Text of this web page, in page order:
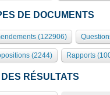
DE DOCUMENTS
(122906)
(2244) Rapports
RÉSULTATS